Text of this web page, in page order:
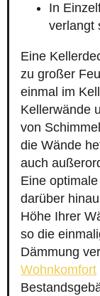
In
verlangt
Eine
zu großer
einmal im
Kellerwände
von
die Wände
auch
Eine
darüber
Höhe Ihrer
so die
Dämmung
Wohnkomfort